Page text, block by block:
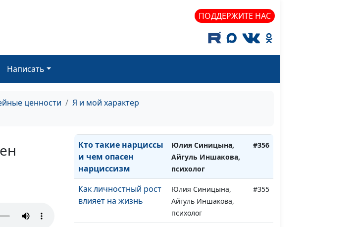
ПОДДЕРЖИТЕ НАС
Написать
ценности
Я и мой характер
Мария Мараханова,
Айгуль Иншакова,
#359
Как понять сильные
личности
Юлия Синицына,
психолог
#358
Как реагировать на
Кто такие нарциссы
и чем опасен
нарциссизм
Юлия Синицына,
Айгуль Иншакова,
психолог
#356
Как личностный рост
влияет на жизнь
Юлия Синицына,
Айгуль Иншакова,
психолог
#355